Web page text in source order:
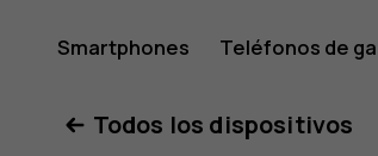
Smartphones Teléfonos de
Todos los dispositivos